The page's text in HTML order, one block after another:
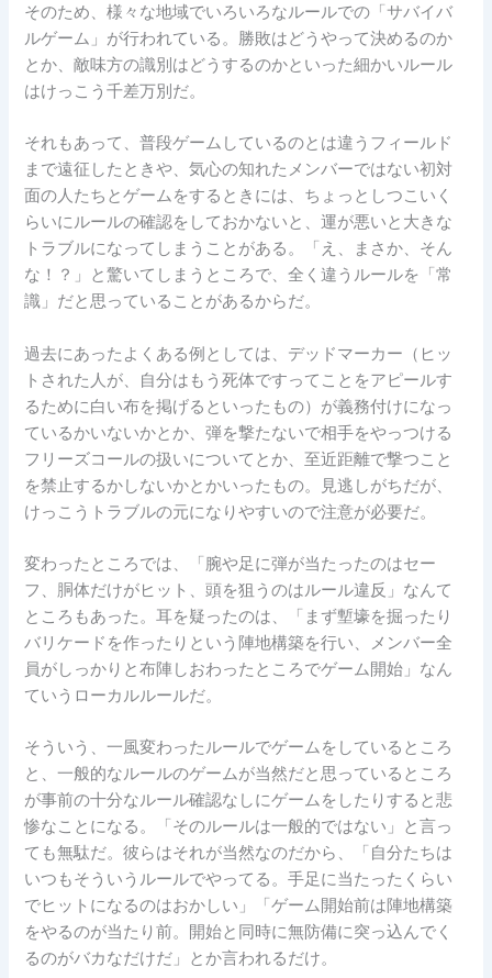
そのため、様々な地域でいろいろなルールでの「サバイバ
ルゲーム」が行われている。勝敗はどうやって決めるのか
とか、敵味方の識別はどうするのかといった細かいルール
はけっこう千差万別だ。
それもあって、普段ゲームしているのとは違うフィールド
まで遠征したときや、気心の知れたメンバーではない初対
面の人たちとゲームをするときには、ちょっとしつこいく
らいにルールの確認をしておかないと、運が悪いと大きな
トラブルになってしまうことがある。「え、まさか、そん
な！？」と驚いてしまうところで、全く違うルールを「常
識」だと思っていることがあるからだ。
過去にあったよくある例としては、デッドマーカー（ヒッ
トされた人が、自分はもう死体ですってことをアピールす
るために白い布を掲げるといったもの）が義務付けになっ
ているかいないかとか、弾を撃たないで相手をやっつける
フリーズコールの扱いについてとか、至近距離で撃つこと
を禁止するかしないかとかいったもの。見逃しがちだが、
けっこうトラブルの元になりやすいので注意が必要だ。
変わったところでは、「腕や足に弾が当たったのはセー
フ、胴体だけがヒット、頭を狙うのはルール違反」なんて
ところもあった。耳を疑ったのは、「まず塹壕を掘ったり
バリケードを作ったりという陣地構築を行い、メンバー全
員がしっかりと布陣しおわったところでゲーム開始」なん
ていうローカルルールだ。
そういう、一風変わったルールでゲームをしているところ
と、一般的なルールのゲームが当然だと思っているところ
が事前の十分なルール確認なしにゲームをしたりすると悲
惨なことになる。「そのルールは一般的ではない」と言っ
ても無駄だ。彼らはそれが当然なのだから、「自分たちは
いつもそういうルールでやってる。手足に当たったくらい
でヒットになるのはおかしい」「ゲーム開始前は陣地構築
をやるのが当たり前。開始と同時に無防備に突っ込んでく
るのがバカなだけだ」とか言われるだけ。